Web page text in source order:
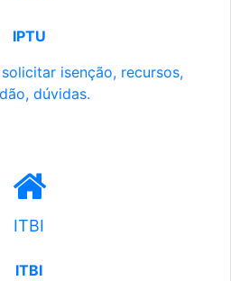
IPTU
isenção, recursos,
dúvidas.
ITBI
ITBI